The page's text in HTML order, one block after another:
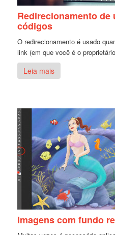
Redirecionamento
códigos
O redirecionamento é usado
link (em que você é o
Leia mais
Imagens com fundo